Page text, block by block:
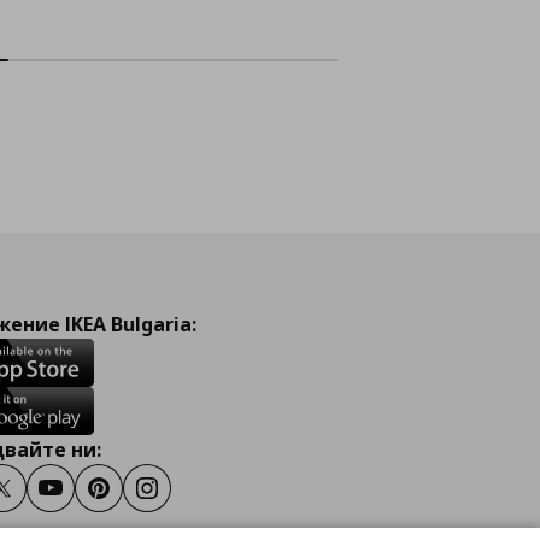
IKEA Bulgaria:
ни:
TwitterYoutubePinterestInstagram